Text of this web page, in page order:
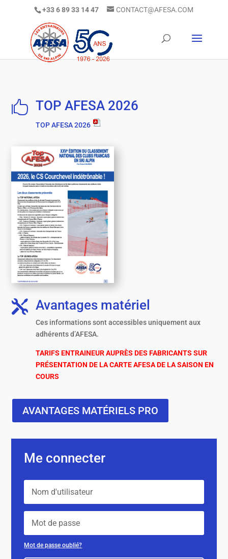
+33 6 89 33 14 47 CONTACT@AFESA.COM
 TOP AFESA 2026
TOP AFESA 2026
 Avantages matériel
Ces informations sont accessibles uniquement aux
adhérents d’AFESA.
TARIFS ENTRAINEUR AUPRÈS DES FABRICANTS SUR
PRÉSENTATION DE LA CARTE AFESA DE LA SAISON EN
COURS
AVANTAGES MATÉRIELS PRO
Me connecter
Mot de passe oublié?